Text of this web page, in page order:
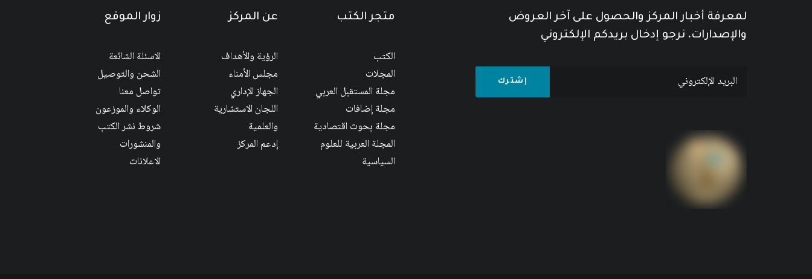
لمعرفة أخبار المركز والحصول على آخر العروض
والإصدارات، نرجو إدخال بريدكم الإلكتروني
متجر الكتب
الكتب
المجلات
مجلة المستقبل العربي
مجلة إضافات
مجلة بحوث اقتصادية
المجلة العربية للعلوم
السياسية
عن المركز
الرؤية والأهداف
مجلس الأمناء
الجهاز الإداري
اللجان الاستشارية
والعلمية
إدعم المركز
زوار الموقع
الاسئلة الشائعة
الشحن والتوصيل
تواصل معنا
الوكلاء والموزعون
شروط نشر الكتب
والمنشورات
الاعلانات